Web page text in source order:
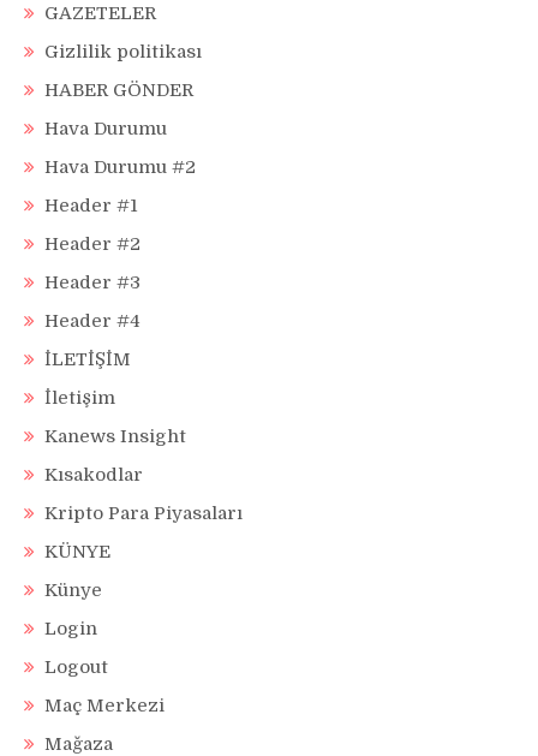
GAZETELER
Gizlilik politikası
HABER GÖNDER
Hava Durumu
Hava Durumu #2
Header #1
Header #2
Header #3
Header #4
İLETİŞİM
İletişim
Kanews Insight
Kısakodlar
Kripto Para Piyasaları
KÜNYE
Künye
Login
Logout
Maç Merkezi
Mağaza